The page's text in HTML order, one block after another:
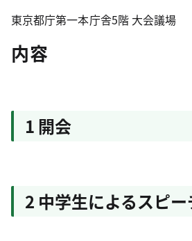
東京都庁第一本庁舎5階 大会議場
内容
1 開会
2 中学生によるスピー